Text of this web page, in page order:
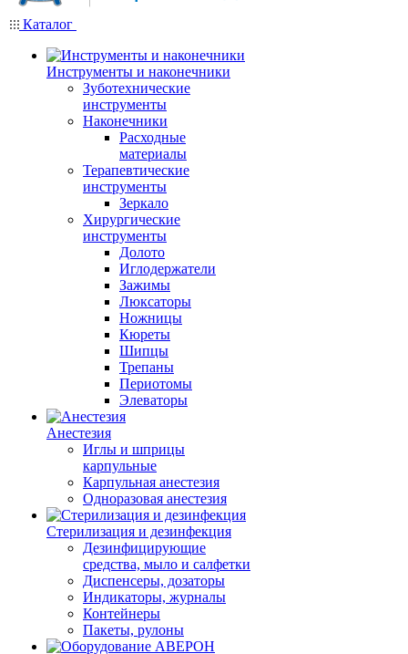
Каталог
Инструменты и наконечники
Зуботехнические
инструменты
Наконечники
Расходные
материалы
Терапевтические
инструменты
Зеркало
Хирургические
инструменты
Долото
Иглодержатели
Зажимы
Люксаторы
Ножницы
Кюреты
Шипцы
Трепаны
Периотомы
Элеваторы
Анестезия
Иглы и шприцы
карпульные
Карпульная анестезия
Одноразовая анестезия
Стерилизация и дезинфекция
Дезинфицирующие
средства, мыло и салфетки
Диспенсеры, дозаторы
Индикаторы, журналы
Контейнеры
Пакеты, рулоны